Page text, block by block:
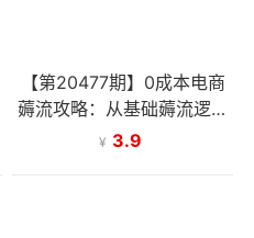
【第20477期】0成本电商
薅流攻略：从基础薅流逻辑
到矩阵玩法，掌握抖店裂变
¥ 3.9